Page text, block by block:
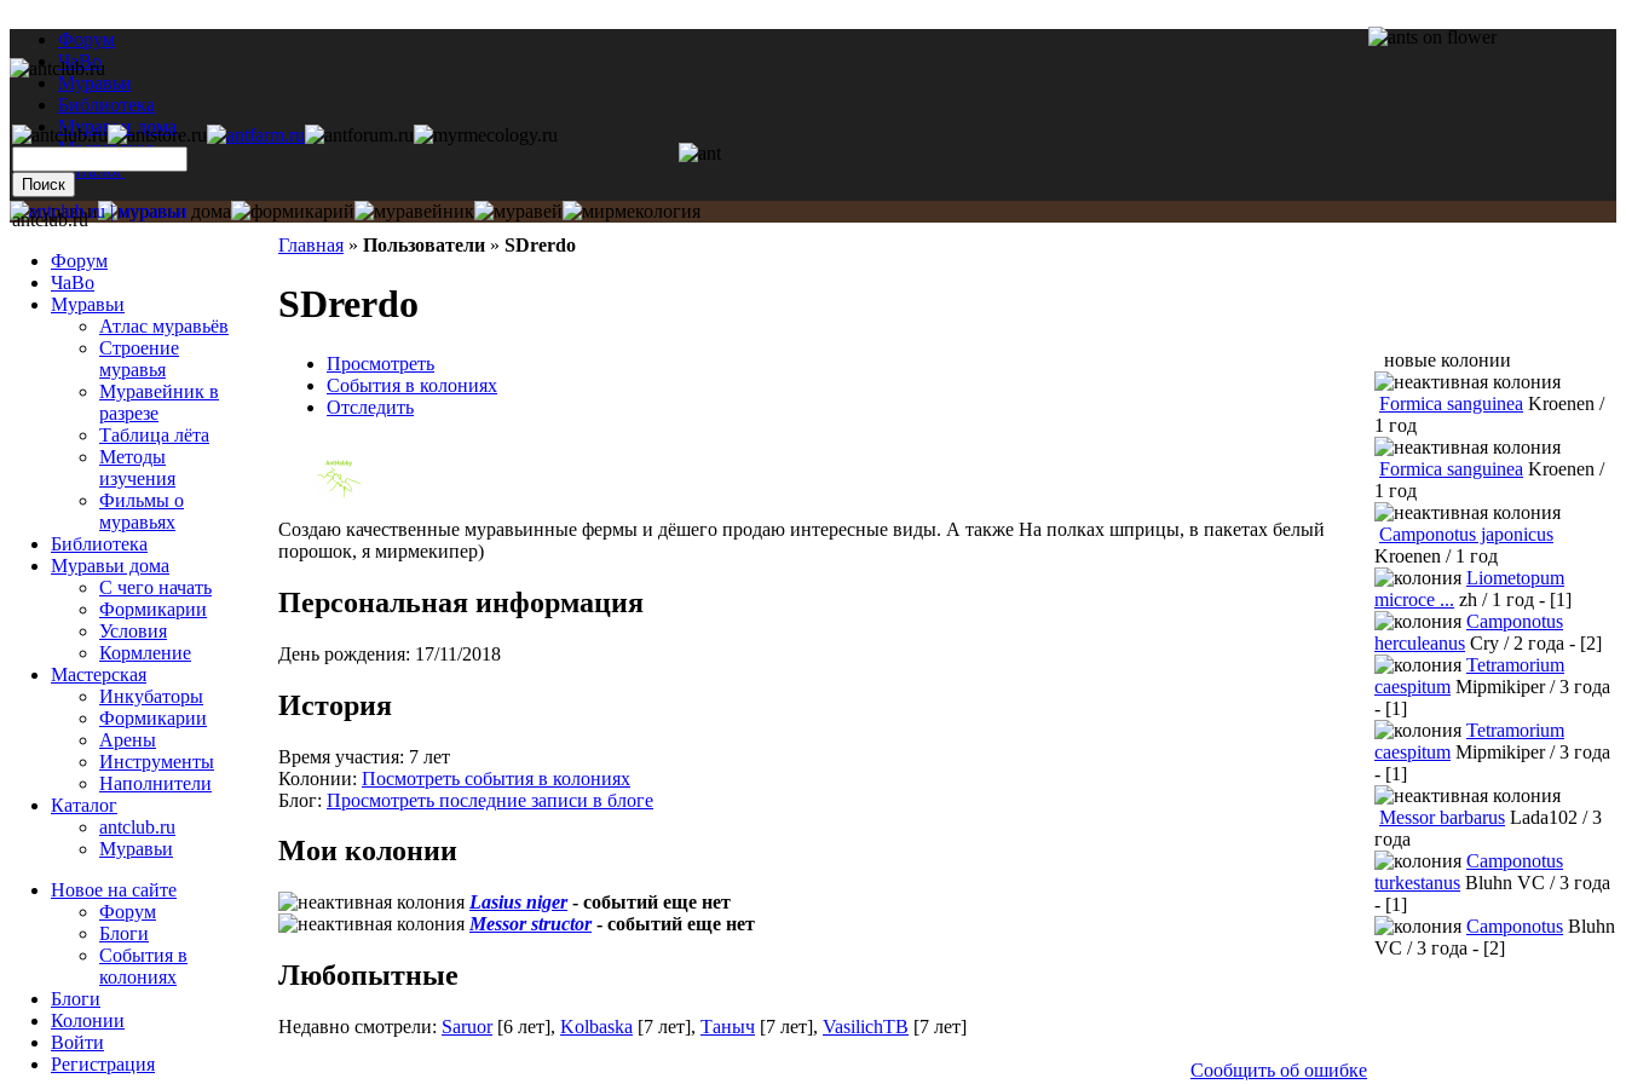
Форум
ЧаВо
Муравьи
Библиотека
Муравьи дома
Мастерская
Каталог
Главная » Пользователи » SDrerdo
SDrerdo
Просмотреть
События в колониях
Отследить
Создаю качественные муравьинные фермы и дёшего продаю интересные виды. А также На полках шприцы, в пакетах белый
порошок, я мирмекипер)
Персональная информация
День рождения: 17/11/2018
История
Время участия: 7 лет
Колонии: Посмотреть события в колониях
Блог: Просмотреть последние записи в блоге
Мои колонии
Lasius niger- событий еще нет
Messor structor- событий еще нет
Любопытные
Недавно смотрели: Saruor [6 лет], Kolbaska [7 лет], Таныч [7 лет], VasilichТВ [7 лет]
Сообщить об ошибке
antclub.ru
Форум
ЧаВо
Муравьи
Атлас муравьёв
Строение
муравья
Муравейник в
разрезе
Таблица лёта
Методы
изучения
Фильмы о
муравьях
Библиотека
Муравьи дома
С чего начать
Формикарии
Условия
Кормление
Мастерская
Инкубаторы
Формикарии
Арены
Инструменты
Наполнители
Каталог
antclub.ru
Муравьи
Новое на сайте
Форум
Блоги
События в
колониях
Блоги
Колонии
Войти
Peгиcтpaция
новые колонии
Formica sanguinea Kroenen /
1 год
Formica sanguinea Kroenen /
1 год
Camponotus japonicus
Kroenen / 1 год
Liometopum
microce ... zh / 1 год - [1]
Camponotus
herculeanus Cry / 2 года - [2]
Tetramorium
caespitum Mipmikiper / 3 года
- [1]
Tetramorium
caespitum Mipmikiper / 3 года
- [1]
Messor barbarus Lada102 / 3
года
Camponotus
turkestanus Bluhn VC / 3 года
- [1]
Camponotus Bluhn
VC / 3 года - [2]